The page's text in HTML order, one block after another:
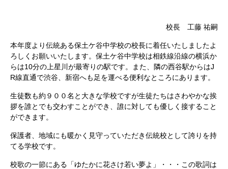
校長 工藤 祐嗣
本年度より伝統ある保土ケ谷中学校の校長に着任いたしましたよ
ろしくお願いいたします。保土ケ谷中学校は相鉄線沿線の横浜か
らは10分の上星川が最寄りの駅です。また、隣の西谷駅からはJ
R線直通で渋谷、新宿へも足を運べる便利なところにあります。
生徒数も約９００名と大きな学校ですが生徒たちはさわやかな挨
拶を誰とでも交わすことができ、誰に対しても優しく接すること
ができます。
保護者、地域にも暖かく見守っていただき伝統校として誇りを持
てる学校です。
校歌の一節にある「ゆたかに花さけ若い夢よ」・・・この歌詞は